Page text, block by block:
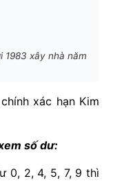
1983 xây nhà năm
xác hạn Kim
số dư:
0, 2, 4, 5, 7, 9 thì